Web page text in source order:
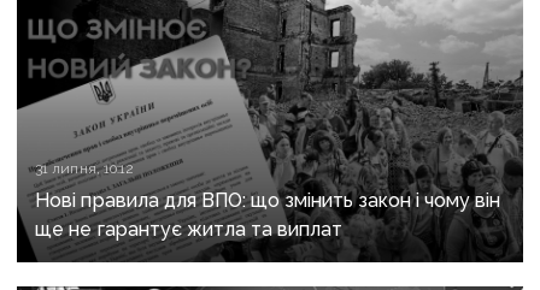
31 липня, 10:12
Нові правила для ВПО: що змінить закон і чому він
ще не гарантує житла та виплат